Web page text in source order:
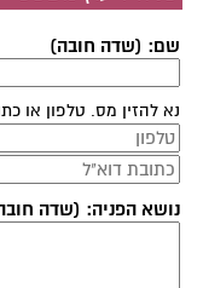
שם: (שדה חובה)
נא להזין מס. טלפון או
נושא הפניה: (שדה